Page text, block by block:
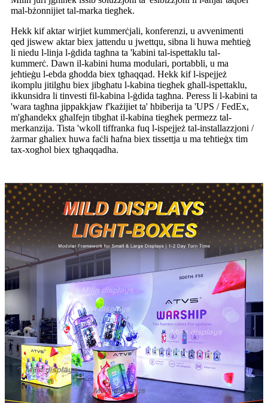
mal-bżonnijiet tal-marka tiegħek.
Hekk kif aktar wirjiet kummerċjali, konferenzi, u avvenimenti
qed jiswew aktar biex jattendu u jwettqu, sibna li huwa meħtieġ
li niedu l-linja l-ġdida tagħna ta 'kabini tal-ispettaklu tal-
kummerċ. Dawn il-kabini huma modulari, portabbli, u ma
jeħtieġu l-ebda għodda biex tgħaqqad. Hekk kif l-ispejjeż
ikomplu jitilgħu biex jibgħatu l-kabina tiegħek għall-ispettaklu,
ikkunsidra li tinvesti fil-kabina l-ġdida tagħna. Peress li l-kabini ta
'wara tagħna jippakkjaw f'każijiet ta' ħbiberija ta 'UPS / FedEx,
m'għandekx għalfejn tibgħat il-kabina tiegħek permezz tal-
merkanzija. Tista 'wkoll tiffranka fuq l-ispejjeż tal-installazzjoni /
żarmar għaliex huwa faċli ħafna biex tissettja u ma teħtieġx tim
tax-xogħol biex tgħaqqadha.